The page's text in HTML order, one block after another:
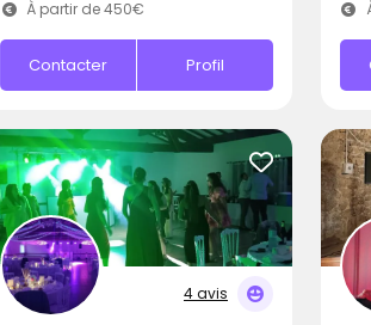
À partir de 450€
Contacter Profil
4 avis